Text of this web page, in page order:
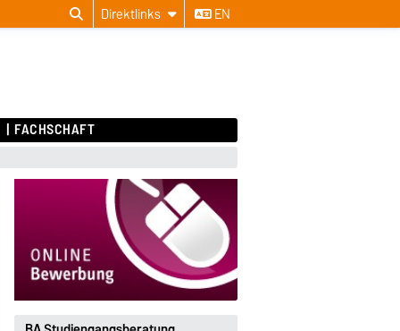
Direktlinks EN
FACHSCHAFT